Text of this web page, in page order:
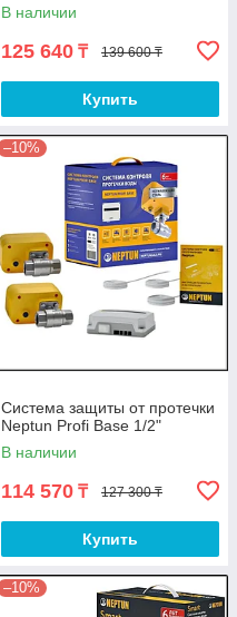
В наличии
125 640 ₸ 139 600 ₸
Купить
–10%
Система защиты от протечки
Neptun Profi Base 1/2"
В наличии
114 570 ₸ 127 300 ₸
Купить
–10%